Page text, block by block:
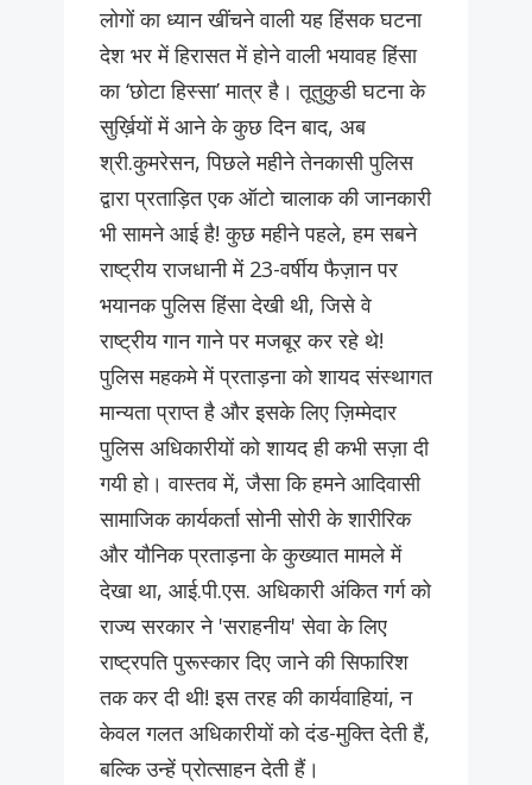
लोगों का ध्यान खींचने वाली यह हिंसक घटना
देश भर में हिरासत में होने वाली भयावह हिंसा
का ‘छोटा हिस्सा’ मात्र है। तूतुकुडी घटना के
सुर्ख़ियों में आने के कुछ दिन बाद, अब
श्री.कुमरेसन, पिछले महीने तेनकासी पुलिस
द्वारा प्रताड़ित एक ऑटो चालाक की जानकारी
भी सामने आई है! कुछ महीने पहले, हम सबने
राष्ट्रीय राजधानी में 23-वर्षीय फैज़ान पर
भयानक पुलिस हिंसा देखी थी, जिसे वे
राष्ट्रीय गान गाने पर मजबूर कर रहे थे!
पुलिस महकमे में प्रताड़ना को शायद संस्थागत
मान्यता प्राप्त है और इसके लिए ज़िम्मेदार
पुलिस अधिकारीयों को शायद ही कभी सज़ा दी
गयी हो। वास्तव में, जैसा कि हमने आदिवासी
सामाजिक कार्यकर्ता सोनी सोरी के शारीरिक
और यौनिक प्रताड़ना के कुख्यात मामले में
देखा था, आई.पी.एस. अधिकारी अंकित गर्ग को
राज्य सरकार ने 'सराहनीय' सेवा के लिए
राष्ट्रपति पुरूस्कार दिए जाने की सिफारिश
तक कर दी थी! इस तरह की कार्यवाहियां, न
केवल गलत अधिकारीयों को दंड-मुक्ति देती हैं,
बल्कि उन्हें प्रोत्साहन देती हैं।